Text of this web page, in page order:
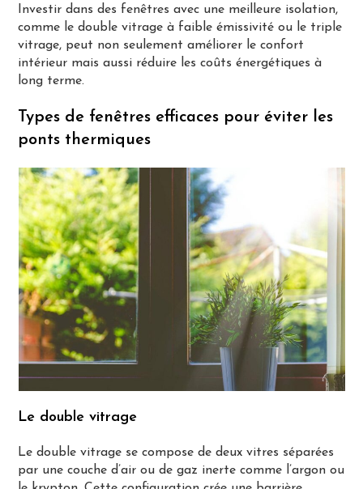
Investir dans des fenêtres avec une meilleure isolation,
comme le double vitrage à faible émissivité ou le triple
vitrage, peut non seulement améliorer le confort
intérieur mais aussi réduire les coûts énergétiques à
long terme.
Types de fenêtres efficaces pour éviter les
ponts thermiques
Le double vitrage
Le double vitrage se compose de deux vitres séparées
par une couche d’air ou de gaz inerte comme l’argon ou